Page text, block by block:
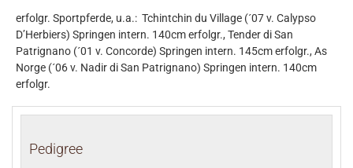
erfolgr. Sportpferde, u.a.: Tchintchin du Village (´07 v. Calypso
D’Herbiers) Springen intern. 140cm erfolgr., Tender di San
Patrignano (´01 v. Concorde) Springen intern. 145cm erfolgr., As
Norge (´06 v. Nadir di San Patrignano) Springen intern. 140cm
erfolgr.
Pedigree